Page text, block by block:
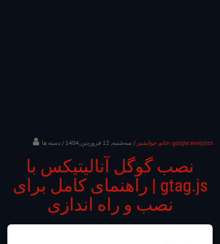
خانم جوانشیر / ﺳﻪشنبه, 12 فروردین,1404 / دسته ها: google analytics
نصب گوگل آنالیتیکس با
gtag.js | راهنمای کامل برای
نصب و راه اندازی